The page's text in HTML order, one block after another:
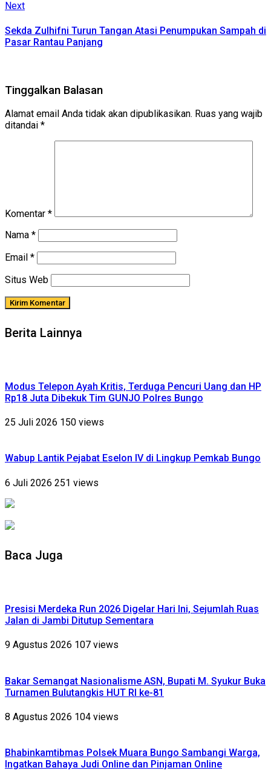
NextNext
Sekda Zulhifni Turun Tangan Atasi Penumpukan Sampah di
Pasar Rantau Panjang
Tinggalkan Balasan
Alamat email Anda tidak akan dipublikasikan. Ruas yang wajib
ditandai *
Komentar *
Nama *
Email *
Situs Web
Berita Lainnya
Modus Telepon Ayah Kritis, Terduga Pencuri Uang dan HP
Rp18 Juta Dibekuk Tim GUNJO Polres Bungo
25 Juli 2026 150 views
Wabup Lantik Pejabat Eselon IV di Lingkup Pemkab Bungo
6 Juli 2026 251 views
Baca Juga
Presisi Merdeka Run 2026 Digelar Hari Ini, Sejumlah Ruas
Jalan di Jambi Ditutup Sementara
9 Agustus 2026 107 views
Bakar Semangat Nasionalisme ASN, Bupati M. Syukur Buka
Turnamen Bulutangkis HUT RI ke-81
8 Agustus 2026 104 views
Bhabinkamtibmas Polsek Muara Bungo Sambangi Warga,
Ingatkan Bahaya Judi Online dan Pinjaman Online